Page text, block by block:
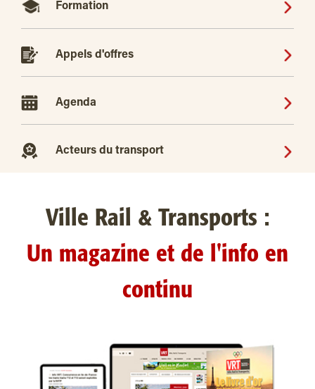
Formation
Appels d'offres
Agenda
Acteurs du transport
Ville Rail & Transports :
Un magazine et de l'info en
continu